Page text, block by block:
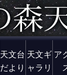
天文台
だより
天文ギ
ャラリ
ア